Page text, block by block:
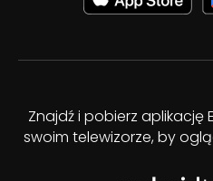
Znajdź i pobierz aplikację
swoim telewizorze, by